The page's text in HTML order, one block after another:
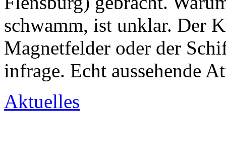
schwamm, ist unklar. Der
Magnetfelder oder der
infrage. Echt aussehende
Aktuelles